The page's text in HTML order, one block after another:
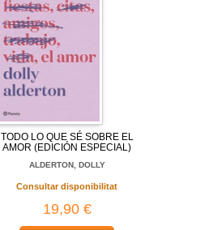
TODO LO QUE SÉ SOBRE EL
AMOR (EDICIÓN ESPECIAL)
ALDERTON, DOLLY
Consultar disponibilitat
19,90 €